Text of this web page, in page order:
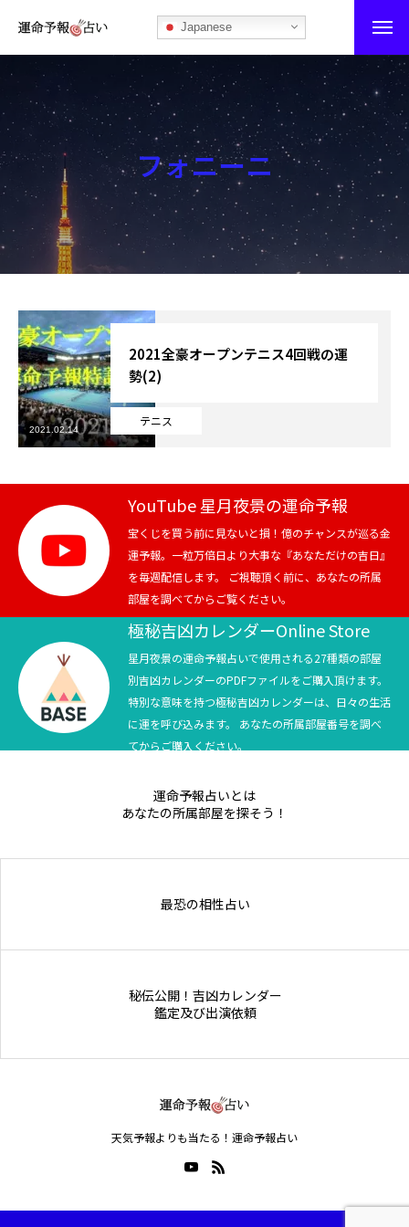
Japanese
運命予報占い
運命予報占いとは
あなたの所属部屋を探そう！
最恐の相性占い
秘伝公開！吉凶カレンダー
記事カテゴリー
ブログ
お知らせ
芸能界
テニス
スポーツ
競馬
テニス四大大会・五輪
テニス四大大会・五輪
フォニーニ
テニス
2021全豪オープンテニス4回戦の運
勢(2)
2021.02.14
YouTube 星月夜景の運命予報
宝くじを買う前に見ないと損！億のチャンスが巡る金
運予報。一粒万倍日より大事な『あなただけの吉日』
を毎週配信します。 ご視聴頂く前に、あなたの所属
部屋を調べてからご覧ください。
極秘吉凶カレンダーOnline Store
星月夜景の運命予報占いで使用される27種類の部屋
別吉凶カレンダーのPDFファイルをご購入頂けます。
特別な意味を持つ極秘吉凶カレンダーは、日々の生活
に運を呼び込みます。 あなたの所属部屋番号を調べ
てからご購入ください。
運命予報占いとは
あなたの所属部屋を探そう！
最恐の相性占い
秘伝公開！吉凶カレンダー
鑑定及び出演依頼
天気予報よりも当たる！運命予報占い